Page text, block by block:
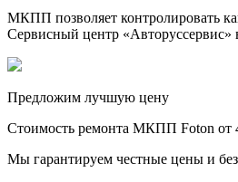
МКПП позволяет контролировать
Сервисный центр «Авторуссервис»
Предложим лучшую цену
Стоимость ремонта МКПП Foton от
Мы гарантируем честные цены и